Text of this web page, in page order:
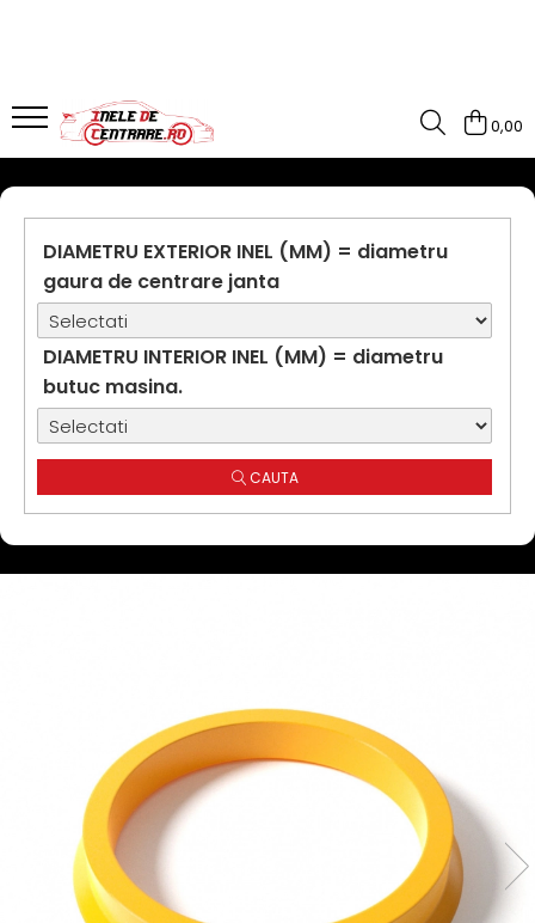
0,00
DIAMETRU EXTERIOR INEL (MM) = diametru
gaura de centrare janta
DIAMETRU INTERIOR INEL (MM) = diametru
butuc masina.
CAUTA